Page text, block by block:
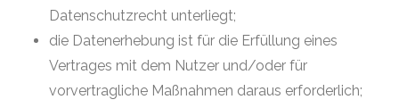
Datenschutzrecht unterliegt;
die Datenerhebung ist für die Erfüllung eines
Vertrages mit dem Nutzer und/oder für
vorvertragliche Maßnahmen daraus erforderlich;